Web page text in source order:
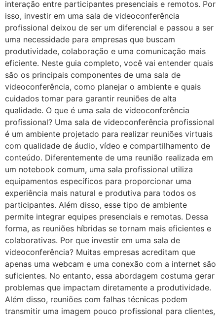
interação entre participantes presenciais e remotos. Por
isso, investir em uma sala de videoconferência
profissional deixou de ser um diferencial e passou a ser
uma necessidade para empresas que buscam
produtividade, colaboração e uma comunicação mais
eficiente. Neste guia completo, você vai entender quais
são os principais componentes de uma sala de
videoconferência, como planejar o ambiente e quais
cuidados tomar para garantir reuniões de alta
qualidade. O que é uma sala de videoconferência
profissional? Uma sala de videoconferência profissional
é um ambiente projetado para realizar reuniões virtuais
com qualidade de áudio, vídeo e compartilhamento de
conteúdo. Diferentemente de uma reunião realizada em
um notebook comum, uma sala profissional utiliza
equipamentos específicos para proporcionar uma
experiência mais natural e produtiva para todos os
participantes. Além disso, esse tipo de ambiente
permite integrar equipes presenciais e remotas. Dessa
forma, as reuniões híbridas se tornam mais eficientes e
colaborativas. Por que investir em uma sala de
videoconferência? Muitas empresas acreditam que
apenas uma webcam e uma conexão com a internet são
suficientes. No entanto, essa abordagem costuma gerar
problemas que impactam diretamente a produtividade.
Além disso, reuniões com falhas técnicas podem
transmitir uma imagem pouco profissional para clientes,